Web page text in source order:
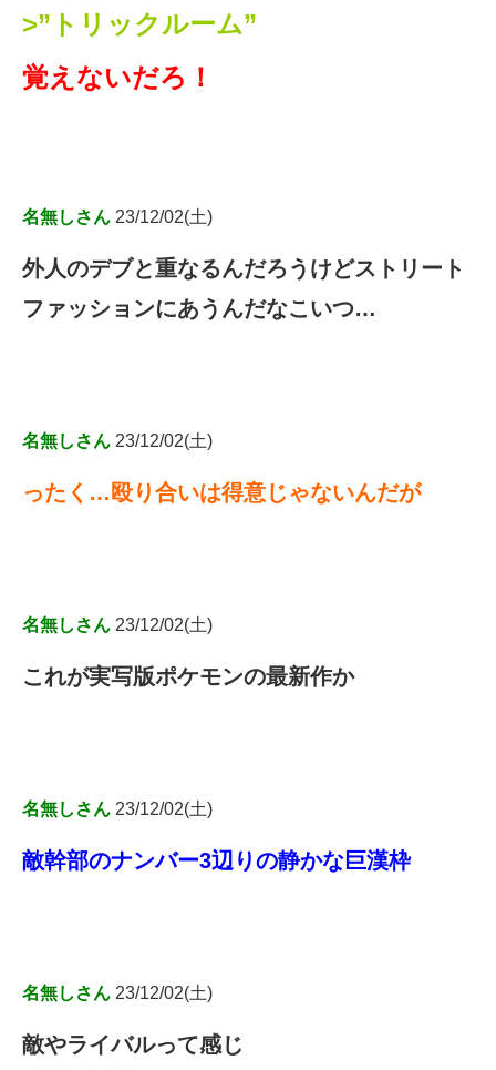
>”トリックルーム”
覚えないだろ！
名無しさん 23/12/02(土)
外人のデブと重なるんだろうけどストリート
ファッションにあうんだなこいつ…
名無しさん 23/12/02(土)
ったく…殴り合いは得意じゃないんだが
名無しさん 23/12/02(土)
これが実写版ポケモンの最新作か
名無しさん 23/12/02(土)
敵幹部のナンバー3辺りの静かな巨漢枠
名無しさん 23/12/02(土)
敵やライバルって感じ